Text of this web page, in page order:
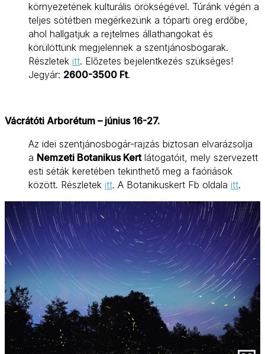
környezetének kulturális örökségével. Túránk végén a
teljes sötétben megérkezünk a tóparti öreg erdőbe,
ahol hallgatjuk a rejtelmes állathangokat és
körülöttünk megjelennek a szentjánosbogarak.
Részletek itt. Előzetes bejelentkezés szükséges!
Jegyár: 2600-3500 Ft.
Vácrátóti Arborétum – június 16-27.
Az idei szentjánosbogár-rajzás biztosan elvarázsolja
a Nemzeti Botanikus Kertlátogatóit, mely szervezett
esti séták keretében tekinthető meg a faóriások
között. Részletek itt. A Botanikuskert Fb oldala itt.